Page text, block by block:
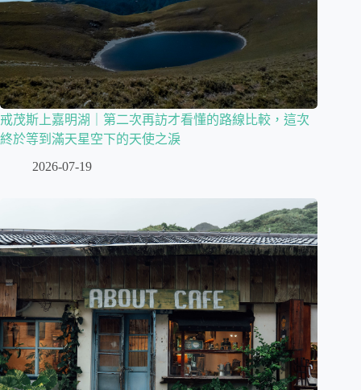
戒茂斯上嘉明湖｜第二次再訪才看懂的路線比較，這次
終於等到滿天星空下的天使之淚
2026-07-19